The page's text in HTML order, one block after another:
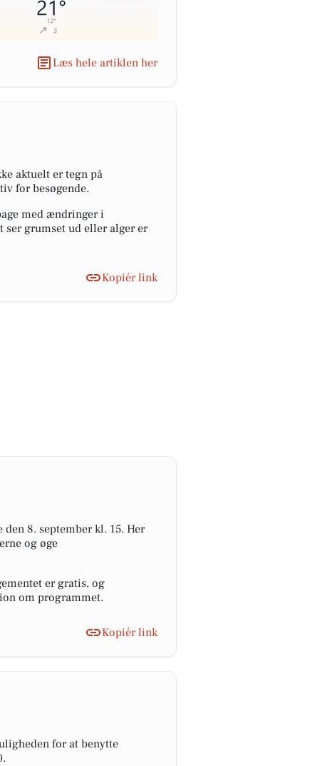
Læs hele artiklen her
aktuelt er tegn på
for besøgende.
med ændringer i
ser grumset ud eller alger er
Kopiér link
8. september kl. 15. Her
og øge
er gratis, og
om programmet.
Kopiér link
for at benytte